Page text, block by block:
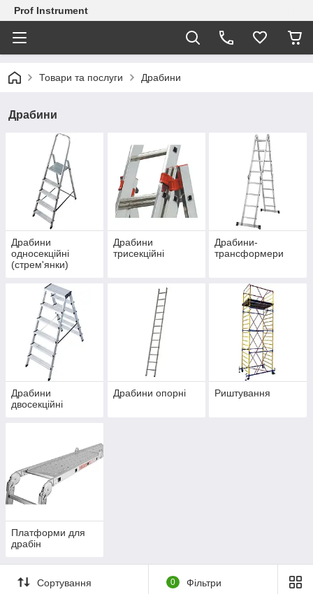
Prof Instrument
Товари та послуги Драбини
Драбини
Драбини
односекційні
(стрем'янки)
Драбини
трисекційні
Драбини-
трансформери
Драбини
двосекційні
Драбини опорні Риштування
Платформи для
драбін
Сортування 0 Фільтри